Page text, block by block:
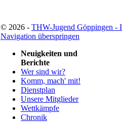
© 2026 - THW-Jugend Göppingen -
Navigation überspringen
Neuigkeiten und
Berichte
Wer sind wir?
Komm, mach' mit!
Dienstplan
Unsere Mitglieder
Wettkämpfe
Chronik